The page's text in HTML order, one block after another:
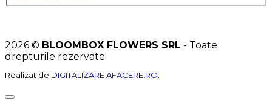
2026 © BLOOMBOX FLOWERS SRL - Toate
drepturile rezervate
Realizat de DIGITALIZARE AFACERE.RO